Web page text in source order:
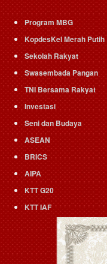
Program MBG
KopdesKel Merah Putih
Sekolah Rakyat
Swasembada Pangan
TNI Bersama Rakyat
Investasi
Seni dan Budaya
ASEAN
BRICS
AIPA
KTT G20
KTT IAF